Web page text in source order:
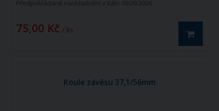
Předpokládané naskladnění v Itálii: 09.09.2026
75,00 Kč / ks
Koule závěsu 37,1/56mm